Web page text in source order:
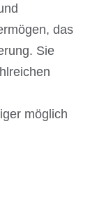
das
Sie
möglich